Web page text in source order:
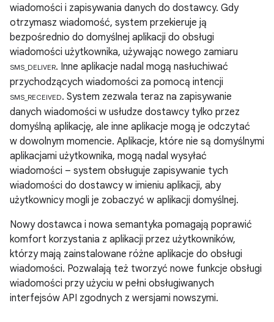
wiadomości i zapisywania danych do dostawcy. Gdy
otrzymasz wiadomość, system przekieruje ją
bezpośrednio do domyślnej aplikacji do obsługi
wiadomości użytkownika, używając nowego zamiaru
SMS_DELIVER. Inne aplikacje nadal mogą nasłuchiwać
przychodzących wiadomości za pomocą intencji
SMS_RECEIVED. System zezwala teraz na zapisywanie
danych wiadomości w usłudze dostawcy tylko przez
domyślną aplikację, ale inne aplikacje mogą je odczytać
w dowolnym momencie. Aplikacje, które nie są domyślnymi
aplikacjami użytkownika, mogą nadal wysyłać
wiadomości – system obsługuje zapisywanie tych
wiadomości do dostawcy w imieniu aplikacji, aby
użytkownicy mogli je zobaczyć w aplikacji domyślnej.
Nowy dostawca i nowa semantyka pomagają poprawić
komfort korzystania z aplikacji przez użytkowników,
którzy mają zainstalowane różne aplikacje do obsługi
wiadomości. Pozwalają też tworzyć nowe funkcje obsługi
wiadomości przy użyciu w pełni obsługiwanych
interfejsów API zgodnych z wersjami nowszymi.